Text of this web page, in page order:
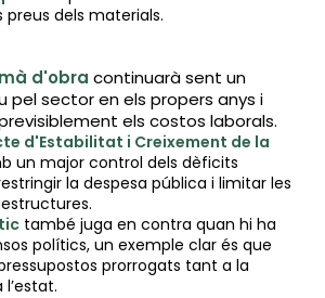
preus dels materials.
d'obra continuarà sent un
pel sector en els propers anys i
els costos laborals.
d'Estabilitat i Creixement de la
un major control dels dèficits
la despesa pública i limitar les
també juga en contra quan hi ha
polítics, un exemple clar és que
prorrogats tant a la